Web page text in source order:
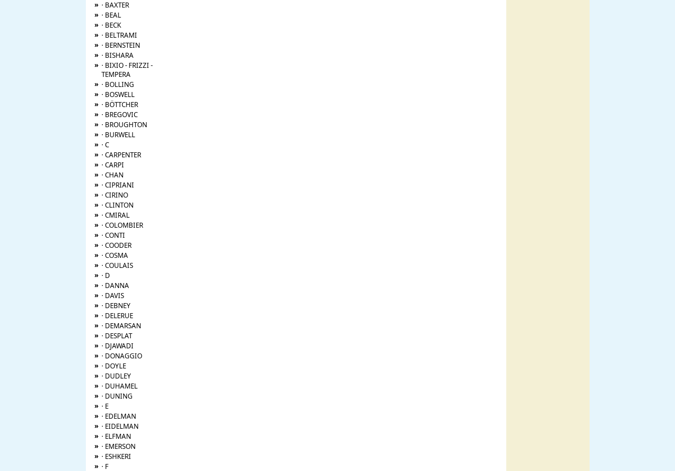
» · BAXTER
» · BEAL
» · BECK
» · BELTRAMI
» · BERNSTEIN
» · BISHARA
» · BIXIO - FRIZZI -
TEMPERA
» · BOLLING
» · BOSWELL
» · BÖTTCHER
» · BREGOVIC
» · BROUGHTON
» · BURWELL
» · C
» · CARPENTER
» · CARPI
» · CHAN
» · CIPRIANI
» · CIRINO
» · CLINTON
» · CMIRAL
» · COLOMBIER
» · CONTI
» · COODER
» · COSMA
» · COULAIS
» · D
» · DANNA
» · DAVIS
» · DEBNEY
» · DELERUE
» · DEMARSAN
» · DESPLAT
» · DJAWADI
» · DONAGGIO
» · DOYLE
» · DUDLEY
» · DUHAMEL
» · DUNING
» · E
» · EDELMAN
» · EIDELMAN
» · ELFMAN
» · EMERSON
» · ESHKERI
» · F